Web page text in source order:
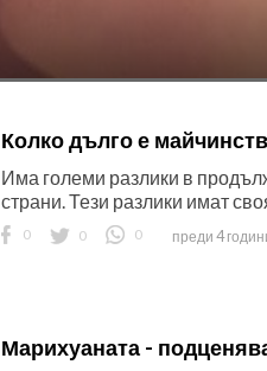
Колко дълго е
Има големи разлики в
страни. Тези разлики имат
0 0 0 преди 4
Марихуаната -